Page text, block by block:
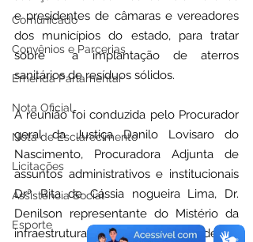
Comunicado
Convênios e Parcerias
Emenda Parlamentar
Nota Oficial
Nota de Esclarecimento
Licitações
Assistência Social
Esporte
e presidentes de câmaras e vereadores
dos municípios do estado, para tratar
sobre  a implantação de aterros
sanitários de resíduos sólidos.
A reunião foi conduzida pelo Procurador
geral da Justiça Danilo Lovisaro do
Nascimento, Procuradora Adjunta de
assuntos administrativos e institucionais
Drª Rita de Cássia nogueira Lima, Dr.
Denilson representante do Mistério da
infraestrutura e Marcus Frederick,